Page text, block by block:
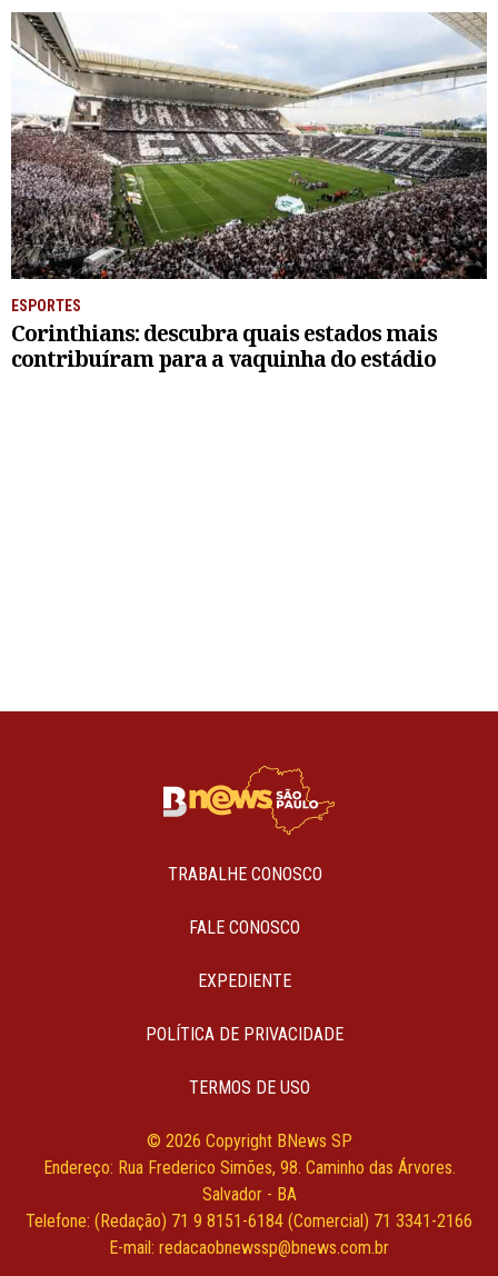
ESPORTES
Corinthians: descubra quais estados mais
contribuíram para a vaquinha do estádio
TRABALHE CONOSCO
FALE CONOSCO
EXPEDIENTE
POLÍTICA DE PRIVACIDADE
TERMOS DE USO
© 2026 Copyright BNews SP
Endereço: Rua Frederico Simões, 98. Caminho das Árvores.
Salvador - BA
Telefone: (Redação) 71 9 8151-6184 (Comercial) 71 3341-2166
E-mail: redacaobnewssp@bnews.com.br